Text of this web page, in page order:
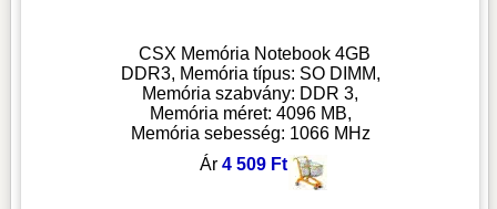
CSX Memória Notebook 4GB
DDR3, Memória típus: SO DIMM,
Memória szabvány: DDR 3,
Memória méret: 4096 MB,
Memória sebesség: 1066 MHz
Ár 4 509 Ft